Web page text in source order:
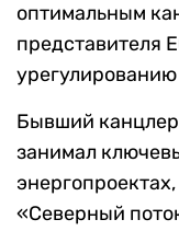
оптимальным
представителя
Бывший
занимал
«Северный